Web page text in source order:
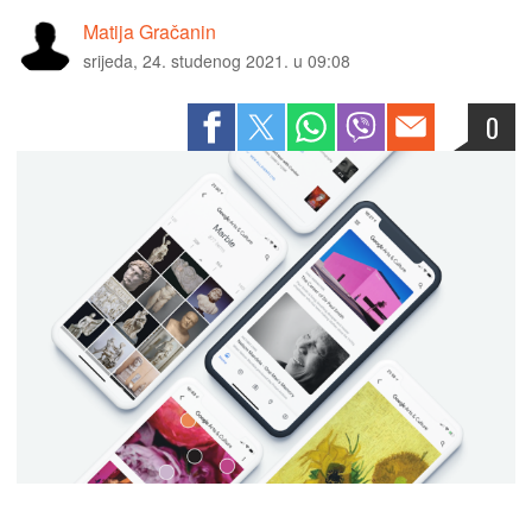
Matija Gračanin
srijeda, 24. studenog 2021. u 09:08
0